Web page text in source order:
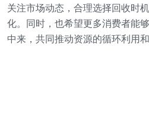
关注市场动态，合理选择回收时
化。同时，也希望更多消费者能
中来，共同推动资源的循环利用